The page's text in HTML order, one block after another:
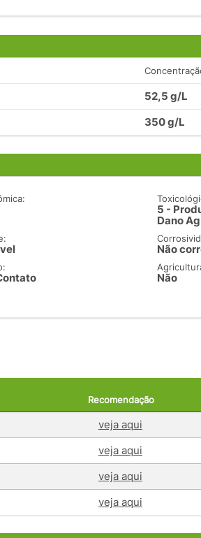
52,5 g/L
350 g/L
5 -
Dano
Não
Não
Recomendação
veja aqui
veja aqui
veja aqui
veja aqui